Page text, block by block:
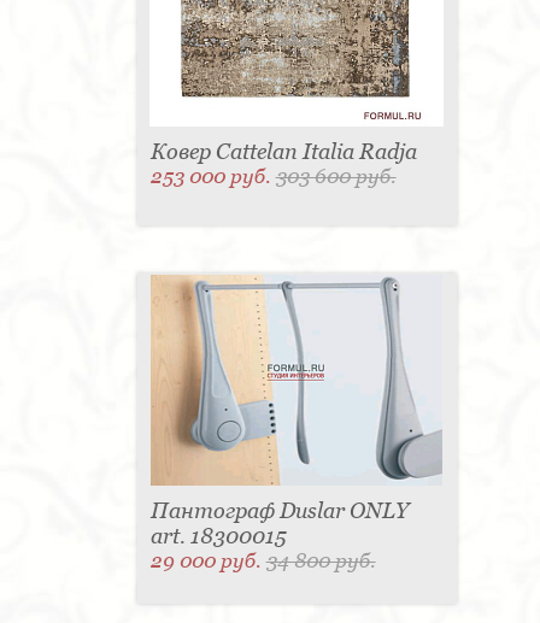
Ковер Cattelan Italia Radja
253 000 руб.303 600 руб.
Пантограф Duslar ONLY
art. 18300015
29 000 руб.34 800 руб.